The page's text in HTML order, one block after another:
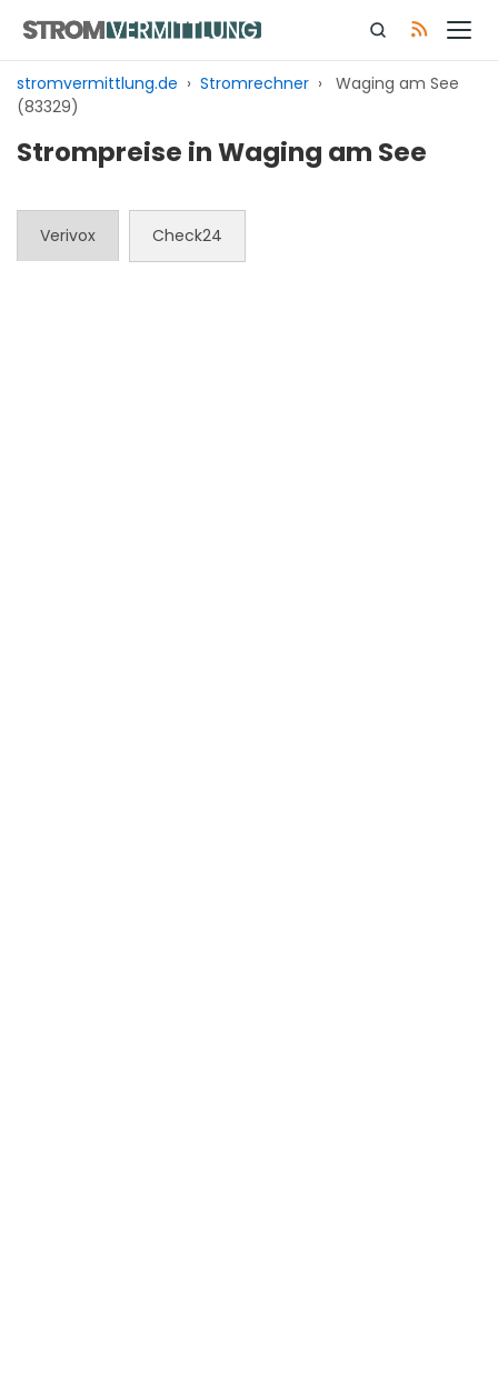
Inhalt
springen
stromvermittlung.de › Stromrechner › Waging am See
(83329)
Strompreise in Waging am See
Verivox Check24